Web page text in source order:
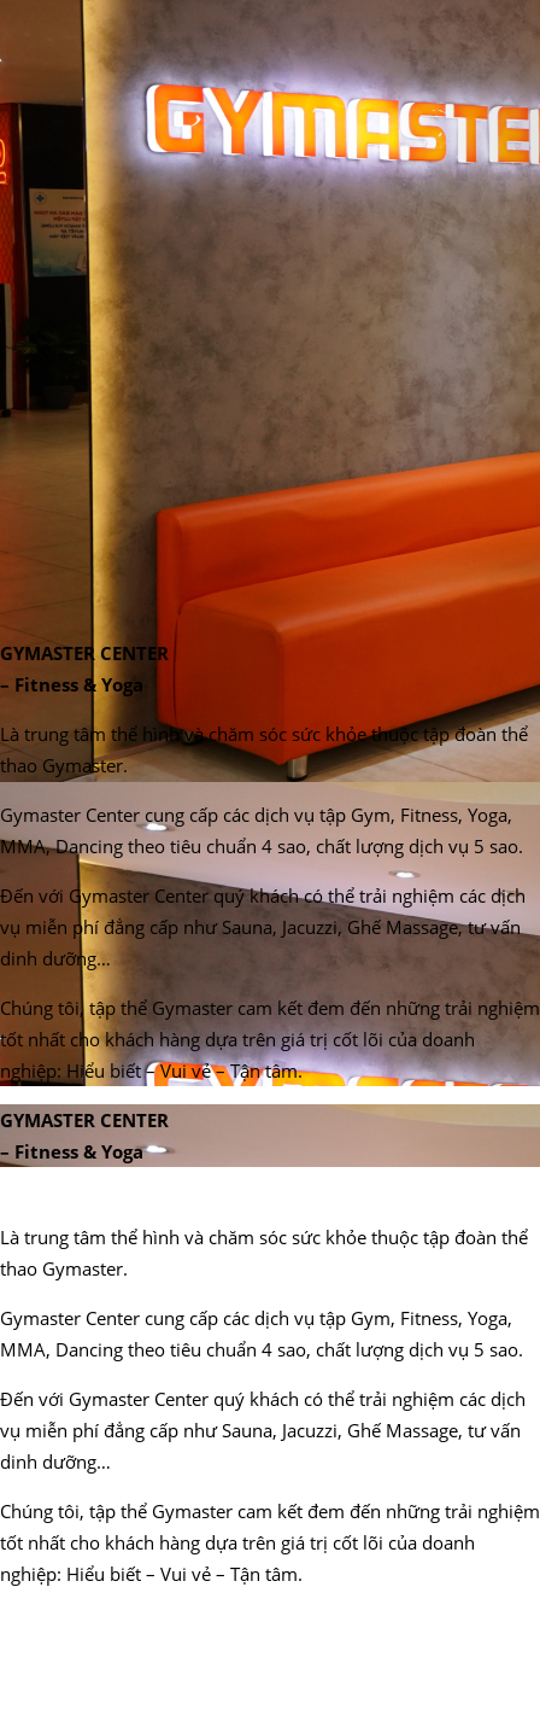
GYMASTER CENTER
– Fitness & Yoga
Là trung tâm thể hình và chăm sóc sức khỏe thuộc tập đoàn thể
thao Gymaster.
Gymaster Center cung cấp các dịch vụ tập Gym, Fitness, Yoga,
MMA, Dancing theo tiêu chuẩn 4 sao, chất lượng dịch vụ 5 sao.
Đến với Gymaster Center quý khách có thể trải nghiệm các dịch
vụ miễn phí đẳng cấp như Sauna, Jacuzzi, Ghế Massage, tư vấn
dinh dưỡng…
Chúng tôi, tập thể Gymaster cam kết đem đến những trải nghiệm
tốt nhất cho khách hàng dựa trên giá trị cốt lõi của doanh
nghiệp: Hiểu biết – Vui vẻ – Tận tâm.
GYMASTER CENTER
– Fitness & Yoga
Là trung tâm thể hình và chăm sóc sức khỏe thuộc tập đoàn thể
thao Gymaster.
Gymaster Center cung cấp các dịch vụ tập Gym, Fitness, Yoga,
MMA, Dancing theo tiêu chuẩn 4 sao, chất lượng dịch vụ 5 sao.
Đến với Gymaster Center quý khách có thể trải nghiệm các dịch
vụ miễn phí đẳng cấp như Sauna, Jacuzzi, Ghế Massage, tư vấn
dinh dưỡng…
Chúng tôi, tập thể Gymaster cam kết đem đến những trải nghiệm
tốt nhất cho khách hàng dựa trên giá trị cốt lõi của doanh
nghiệp: Hiểu biết – Vui vẻ – Tận tâm.